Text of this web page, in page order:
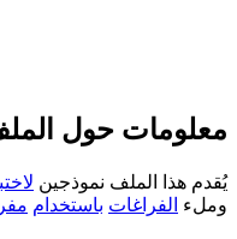
معلومات حول
يُقدم هذا الملف نموذجين
وملء الفراغات باستخدام